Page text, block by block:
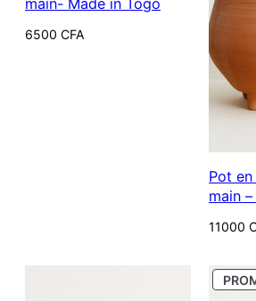
6500 CFA
Pot
main
11000